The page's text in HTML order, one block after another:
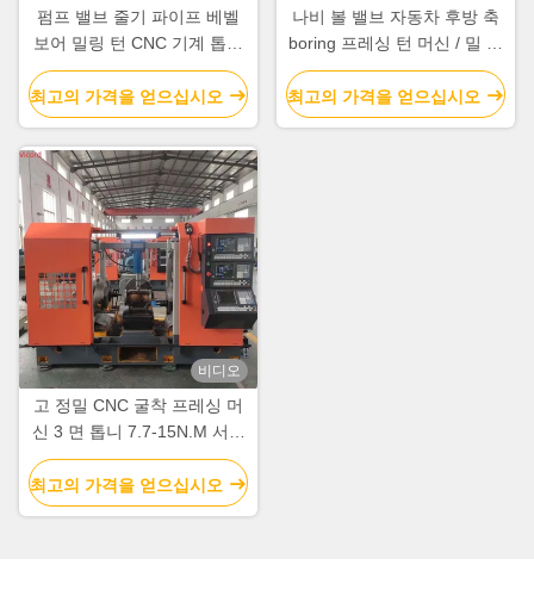
펌프 밸브 줄기 파이프 베벨
보어 밀링 턴 CNC 기계 톱니
기계
최고의 가격을 얻으십시오
나비 볼 밸브 자동차 후방 축
boring 프레싱 턴 머신 / 밀 턴
Cnc
최고의 가격을 얻으십시오
비디오
고 정밀 CNC 굴착 프레싱 머
신 3 면 톱니 7.7-15N.M 서보
모터
최고의 가격을 얻으십시오